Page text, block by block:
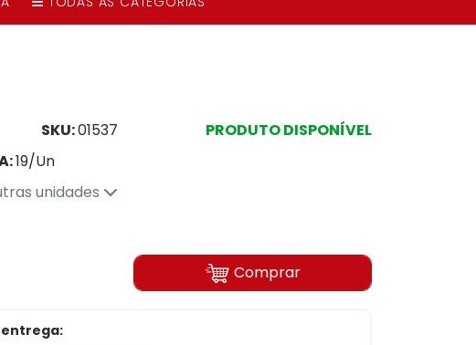
SKU:01537
PRODUTO DISPONÍVEL
19/Un
unidades
Comprar
entrega: